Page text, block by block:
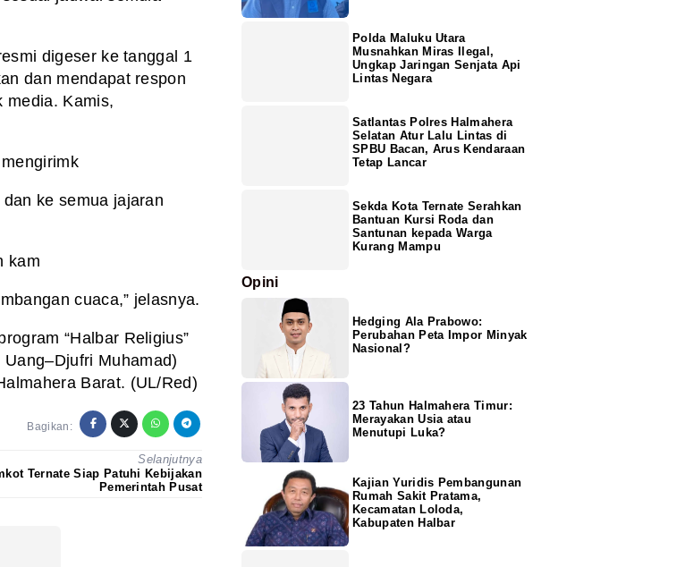
digeser ke tanggal 1
dan mendapat respon
media. Kamis,
ke semua jajaran
kam
cuaca,” jelasnya.
“Halbar Religius”
Muhamad)
Barat. (UL/Red)
Bagikan:
Selanjutnya
Ternate Siap Patuhi Kebijakan
Pemerintah Pusat
Polda Maluku Utara
Musnahkan Miras Ilegal,
Ungkap Jaringan Senjata Api
Lintas Negara
Satlantas Polres Halmahera
Selatan Atur Lalu Lintas di
SPBU Bacan, Arus Kendaraan
Tetap Lancar
Sekda Kota Ternate Serahkan
Bantuan Kursi Roda dan
Santunan kepada Warga
Kurang Mampu
Opini
Hedging Ala Prabowo:
Perubahan Peta Impor Minyak
Nasional?
23 Tahun Halmahera Timur:
Merayakan Usia atau
Menutupi Luka?
Kajian Yuridis Pembangunan
Rumah Sakit Pratama,
Kecamatan Loloda,
Kabupaten Halbar